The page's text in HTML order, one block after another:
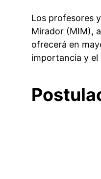
Los profesores
Mirador (MIM),
ofrecerá en
importancia y el